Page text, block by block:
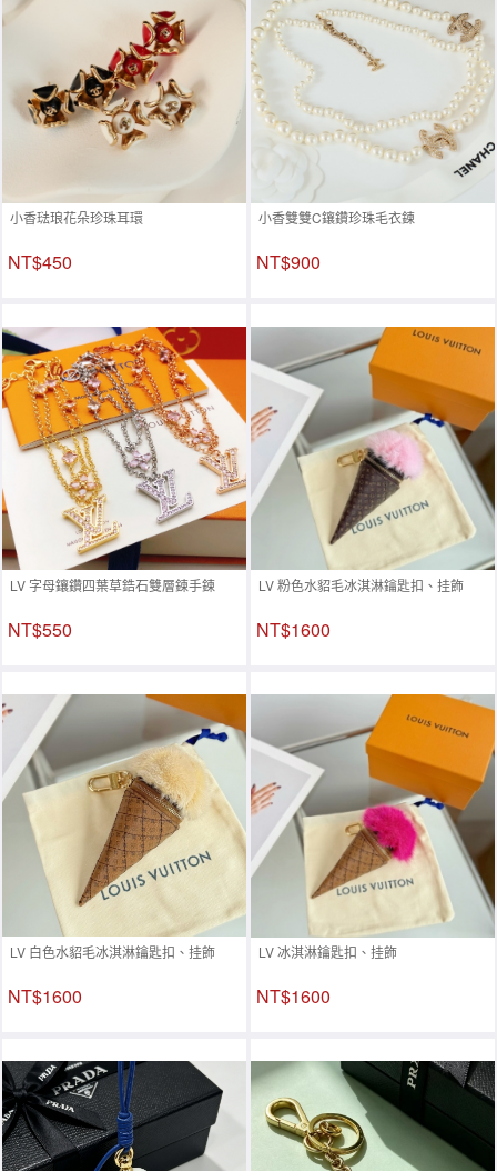
小香琺琅花朵珍珠耳環
NT$450
小香雙雙C鑲鑽珍珠毛衣鍊
NT$900
LV 字母鑲鑽四葉草鋯石雙層鍊手鍊
NT$550
LV 粉色水貂毛冰淇淋鑰匙扣、挂飾
NT$1600
LV 白色水貂毛冰淇淋鑰匙扣、挂飾
NT$1600
LV 冰淇淋鑰匙扣、挂飾
NT$1600